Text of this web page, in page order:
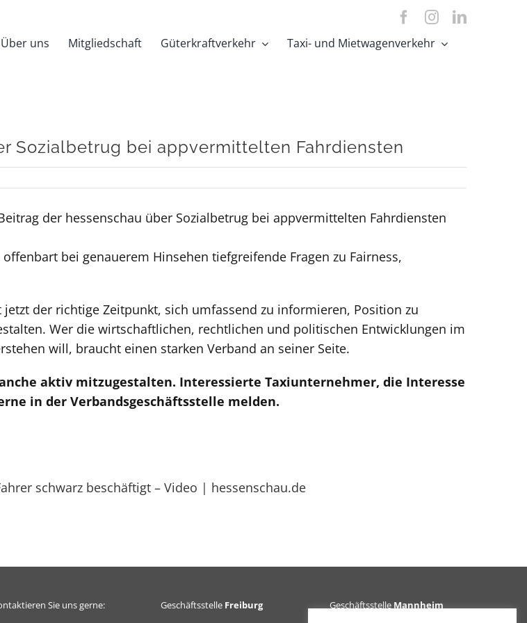
Über uns Mitgliedschaft Güterkraftverkehr Taxi- und Mietwagenverkehr
Sozialbetrug bei appvermittelten Fahrdiensten
der hessenschau über Sozialbetrug bei appvermittelten Fahrdiensten
bei genauerem Hinsehen tiefgreifende Fragen zu Fairness,
der richtige Zeitpunkt, sich umfassend zu informieren, Position zu
Wer die wirtschaftlichen, rechtlichen und politischen Entwicklungen im
will, braucht einen starken Verband an seiner Seite.
aktiv mitzugestalten. Interessierte Taxiunternehmer, die Interesse
in der Verbandsgeschäftsstelle melden.
schwarz beschäftigt – Video | hessenschau.de
Sie uns gerne:
Geschäftsstelle Freiburg
Geschäftsstelle Mannheim